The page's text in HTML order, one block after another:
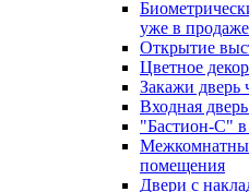
уже в
Открытие
Цветное
Закажи дверь
Входная
"Бастион-С"
помещения
Двери с